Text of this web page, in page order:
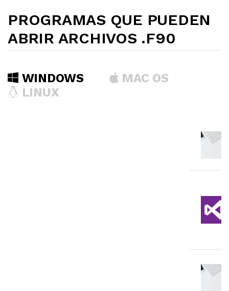
PROGRAMAS QUE PUEDEN
ABRIR ARCHIVOS .F90
WINDOWS
MAC OS
LINUX